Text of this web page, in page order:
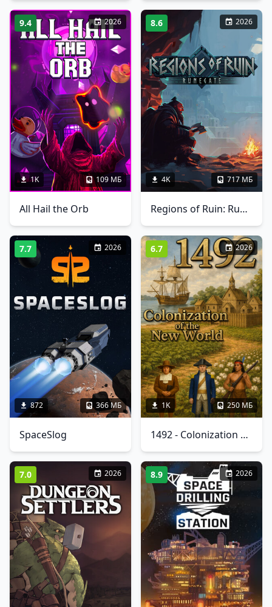
9.4 2026
1K 109 МБ
All Hail the Orb
8.6 2026
4K 717 МБ
Regions of Ruin: Runegate
7.7 2026
872 366 МБ
SpaceSlog
6.7 2026
1K 250 МБ
1492 - Colonization of the New World
7.0 2026 8.9 2026